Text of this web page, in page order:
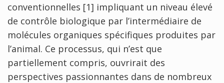
conventionnelles [1] impliquant un niveau élevé
de contrôle biologique par l’intermédiaire de
molécules organiques spécifiques produites par
l’animal. Ce processus, qui n’est que
partiellement compris, ouvrirait des
perspectives passionnantes dans de nombreux